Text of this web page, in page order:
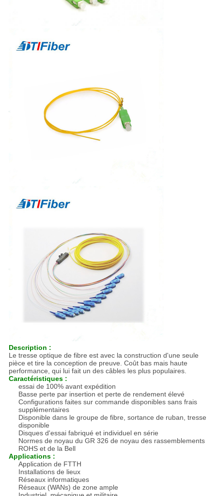
Description :
Le tresse optique de fibre est avec la construction d'une seule
pièce et tire la conception de preuve. Coût bas mais haute
performance, qui lui fait un des câbles les plus populaires.
Caractéristiques :
essai de 100% avant expédition
Basse perte par insertion et perte de rendement élevé
Configurations faites sur commande disponibles sans frais
supplémentaires
Disponible dans le groupe de fibre, sortance de ruban, tresse
disponible
Disques d'essai fabriqué et individuel en série
Normes de noyau du GR 326 de noyau des rassemblements
ROHS et de la Bell
Applications :
Application de FTTH
Installations de lieux
Réseaux informatiques
Réseaux (WANs) de zone ample